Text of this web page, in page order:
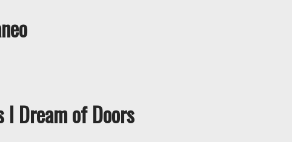
I Dream of Doors